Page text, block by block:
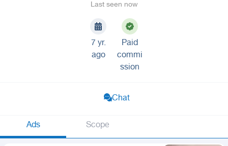
Last seen now
7 yr.
ago
Paid
commi
ssion
Chat
Ads Scope